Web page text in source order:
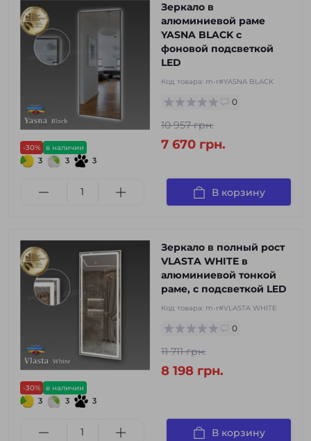
-30% в наличии
3 3 3
Зеркало в
алюминиевой раме
YASNA BLACK с
фоновой подсветкой
LED
Код товара: m-r#YASNA BLACK
0
10 957 грн.
7 670 грн.
В корзину
-30% в наличии
3 3 3
Зеркало в полный рост
VLASTA WHITE в
алюминиевой тонкой
раме, с подсветкой LED
Код товара: m-r#VLASTA WHITE
0
11 711 грн.
8 198 грн.
В корзину